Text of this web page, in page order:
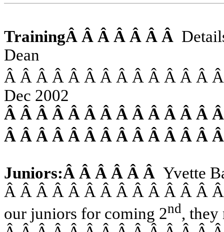
TrainingÂ Â Â Â Â Â Â
Dean
Â Â Â Â Â Â Â Â Â Â Â Â Â
Dec 2002
Â Â Â Â Â Â Â Â Â Â Â Â Â
Â Â Â Â Â Â Â Â Â Â Â Â Â
Juniors:Â Â Â Â Â Â Yvette
Â Â Â Â Â Â Â Â Â Â Â Â Â
our juniors for coming 2nd, they